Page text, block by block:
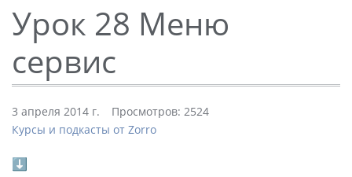
Урок 28 Меню
сервис
3 апреля 2014 г.
Просмотров: 2524
Курсы и подкасты от Zorro
⬇